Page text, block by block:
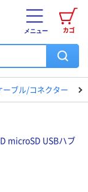
カゴ
メニュー
ーブル/コネクター
microSD USBハブ